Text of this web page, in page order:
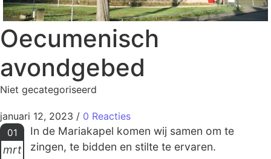
Oecumenisch
avondgebed
Niet gecategoriseerd
januari 12, 2023 / 0 Reacties
01
mrt
In de Mariakapel komen wij samen om te
zingen, te bidden en stilte te ervaren.